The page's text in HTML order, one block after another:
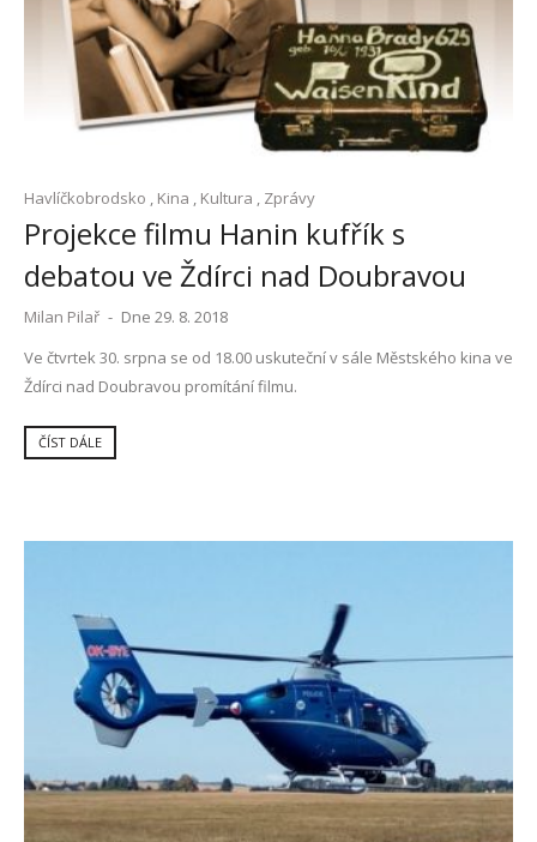
Havlíčkobrodsko Kina Kultura Zprávy
Projekce filmu Hanin kufřík s
debatou ve Ždírci nad Doubravou
Milan Pilař - Dne 29. 8. 2018
Ve čtvrtek 30. srpna se od 18.00 uskuteční v sále Městského kina ve
Ždírci nad Doubravou promítání filmu.
ČÍST DÁLE